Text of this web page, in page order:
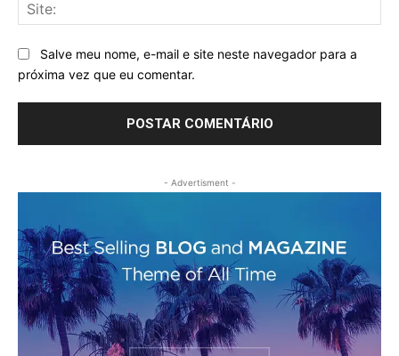
Salve meu nome, e-mail e site neste navegador para a
próxima vez que eu comentar.
- Advertisment -